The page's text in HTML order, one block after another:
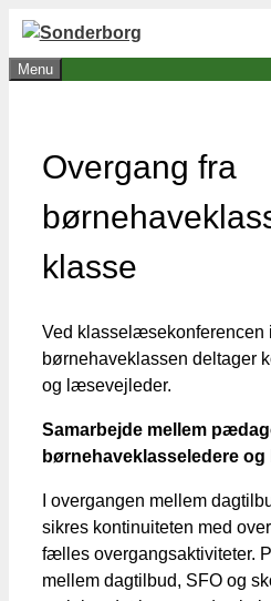
Hop
indhold
Menu
Overgang fra
klasse
Ved klasselæsekonferencen
børnehaveklassen deltager
og læsevejleder.
Samarbejde mellem
børnehaveklasseledere
I overgangen mellem
sikres kontinuiteten med
fælles overgangsaktiviteter.
mellem dagtilbud, SFO og